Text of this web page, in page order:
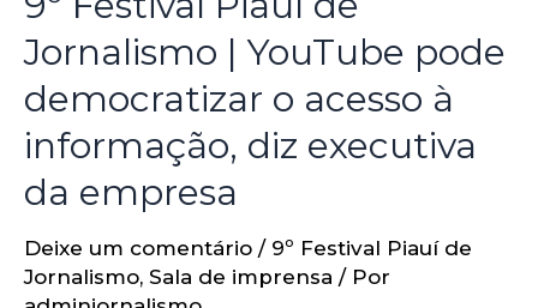
Jornalismo | YouTube pode
democratizar o acesso à
informação, diz executiva
da empresa
Deixe um comentário / 9º Festival Piauí de
Jornalismo, Sala de imprensa / Por